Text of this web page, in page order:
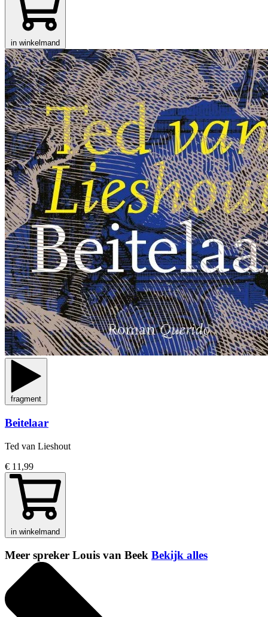
in winkelmand
fragment
Beitelaar
Ted van Lieshout
€ 11,99
in winkelmand
Meer spreker Louis van Beek Bekijk alles